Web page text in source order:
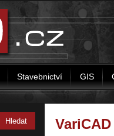
Stavebnictví GIS